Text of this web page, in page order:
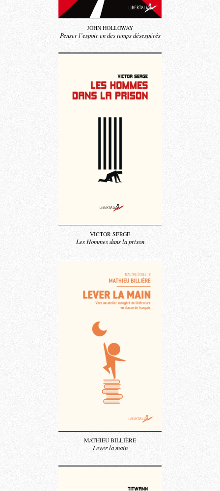
JOHN HOLLOWAY
Penser l’espoir en des temps désespérés
VICTOR SERGE
Les Hommes dans la prison
MATHIEU BILLIÈRE
Lever la main